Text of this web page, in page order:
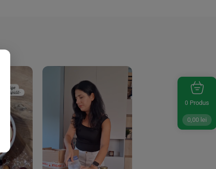
0 Produs
0,00 lei